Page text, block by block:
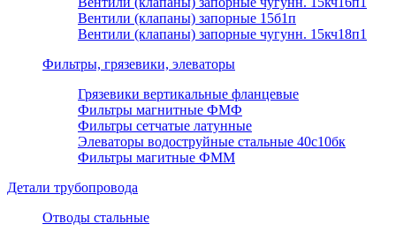
Вентили (клапаны) запорные 15б1п
Вентили (клапаны) запорные чугунн. 15кч18п1
Фильтры, грязевики, элеваторы
Грязевики вертикальные фланцевые
Фильтры магнитные ФМФ
Фильтры сетчатые латунные
Элеваторы водоструйные стальные 40с10бк
Фильтры магитные ФММ
Детали трубопровода
Отводы стальные